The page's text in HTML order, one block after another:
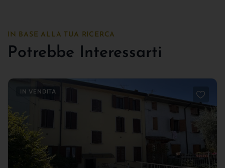
IN BASE ALLA TUA RICERCA
Potrebbe Interessarti
IN VENDITA